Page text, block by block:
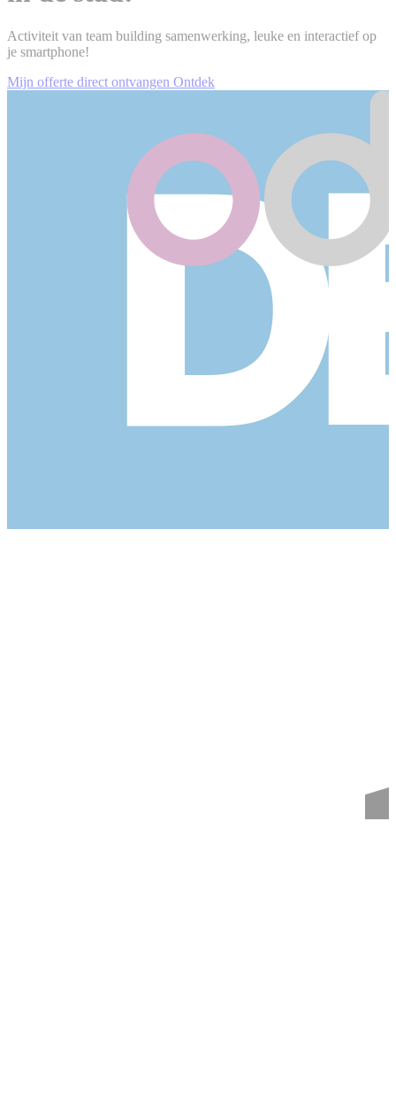
Activiteit van team building samenwerking, leuke en interactief op
je smartphone!
Mijn offerte direct ontvangen Ontdek